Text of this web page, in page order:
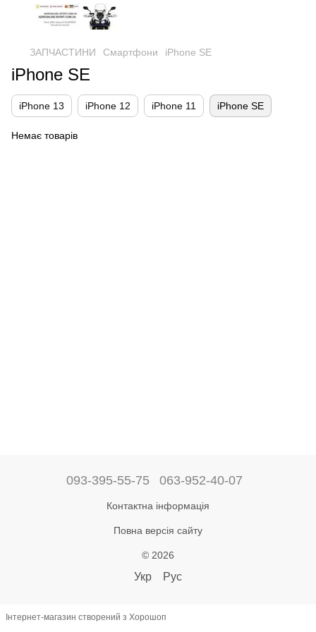
ЗАПЧАСТИНИ Смартфони iPhone SE
iPhone SE
iPhone 13 iPhone 12 iPhone 11 iPhone SE
Немає товарів
093-395-55-75 063-952-40-07
Контактна інформація
Повна версія сайту
© 2026
Укр Рус
Інтернет-магазин створений з Хорошоп